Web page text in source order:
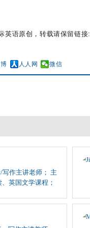
英语原创，转载请保留链接:
人人网 微信
写作主讲老师； 主
英国文学课程；